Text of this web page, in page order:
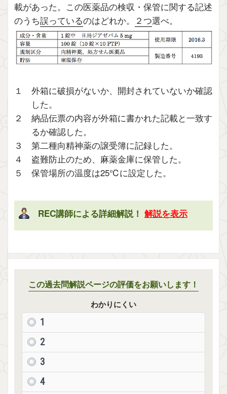
載があった。この医薬品の検収・保管に関する記述
のうち誤っているのはどれか。 ２つ選べ。
１ 外箱に破損がないか、開封されていないか確認
した。
２ 納品伝票の内容が外箱に書かれた記載と一致す
るか確認した。
３ 第二種向精神薬の譲受簿に記録した。
４ 盗難防止のため、麻薬金庫に保管した。
５ 保管場所の温度は25℃に設定した。
REC講師による詳細解説！ 解説を表示
この過去問解説ページの評価をお願いします！
わかりにくい
1
2
3
4